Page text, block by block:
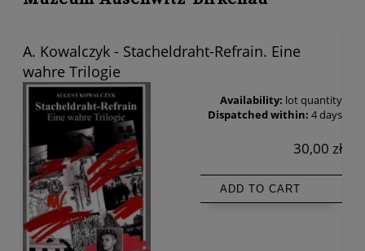
A. Kowalczyk - Stacheldraht-Refrain. Eine
wahre Trilogie
Availability: lot quantity
Dispatched within: 4 days
30,00 zł
ADD TO CART